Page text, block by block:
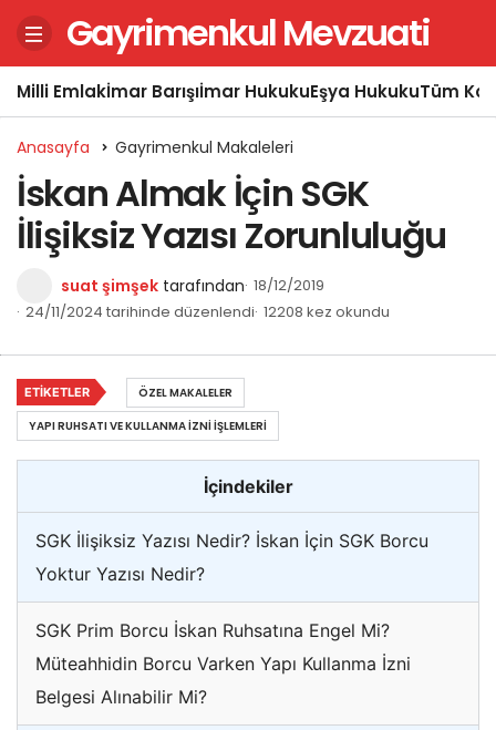
Gayrimenkul Mevzuati
Milli Emlakİmar Barışıİmar HukukuEşya HukukuTüm
Anasayfa Gayrimenkul Makaleleri
İskan Almak İçin SGK
İlişiksiz Yazısı Zorunluluğu
suat şimşek tarafından 18/12/2019
24/11/2024 tarihinde düzenlendi 12208 kez okundu
İçindekiler
SGK İlişiksiz Yazısı Nedir? İskan İçin SGK Borcu
Yoktur Yazısı Nedir?
SGK Prim Borcu İskan Ruhsatına Engel Mi?
Müteahhidin Borcu Varken Yapı Kullanma İzni
Belgesi Alınabilir Mi?
ETIKETLER
ÖZEL MAKALELER
YAPI RUHSATI VE KULLANMA İZNI İŞLEMLERI